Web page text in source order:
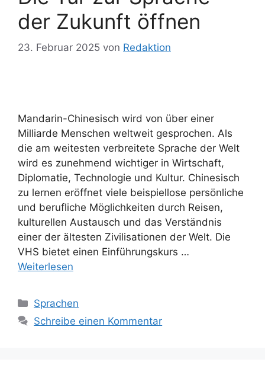
der Zukunft öffnen
23. Februar 2025 von Redaktion
Mandarin-Chinesisch wird von über einer
Milliarde Menschen weltweit gesprochen. Als
die am weitesten verbreitete Sprache der Welt
wird es zunehmend wichtiger in Wirtschaft,
Diplomatie, Technologie und Kultur. Chinesisch
zu lernen eröffnet viele beispiellose persönliche
und berufliche Möglichkeiten durch Reisen,
kulturellen Austausch und das Verständnis
einer der ältesten Zivilisationen der Welt. Die
VHS bietet einen Einführungskurs …
Weiterlesen
Kategorien
Sprachen
Schreibe einen Kommentar